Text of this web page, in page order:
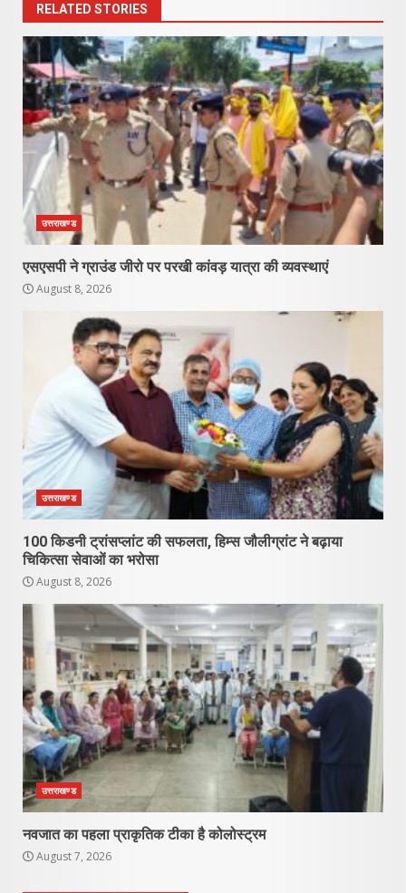
RELATED STORIES
उत्तराखण्ड
एसएसपी ने ग्राउंड जीरो पर परखी कांवड़ यात्रा की व्यवस्थाएं
August 8, 2026
उत्तराखण्ड
100 किडनी ट्रांसप्लांट की सफलता, हिम्स जौलीग्रांट ने बढ़ाया
चिकित्सा सेवाओं का भरोसा
August 8, 2026
उत्तराखण्ड
नवजात का पहला प्राकृतिक टीका है कोलोस्ट्रम
August 7, 2026